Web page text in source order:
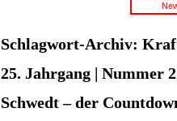
Schlagwort-Archiv:
25. Jahrgang | Nummer
Schwedt – der